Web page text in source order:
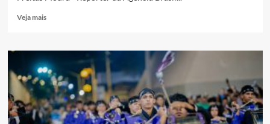
Veja maisRead
Desemprego
no
2º
trimestre
5,4%,
o